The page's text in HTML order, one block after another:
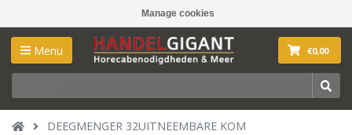
Manage cookies
Menu €0,00
DEEGMENGER 32UITNEEMBARE KOM